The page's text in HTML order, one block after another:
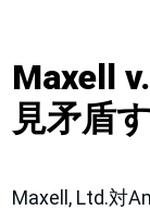
Maxell
見矛盾
Maxell, Ltd.対